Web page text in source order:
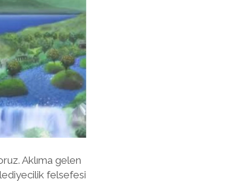
Aklıma gelen
felsefesi